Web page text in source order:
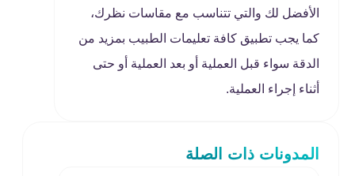
الأفضل لك والتي تتناسب مع مقاسات نظرك،
كما يجب تطبيق كافة تعليمات الطبيب بمزيد من
الدقة سواء قبل العملية أو بعد العملية أو حتى
أثناء إجراء العملية.
المدونات ذات الصلة